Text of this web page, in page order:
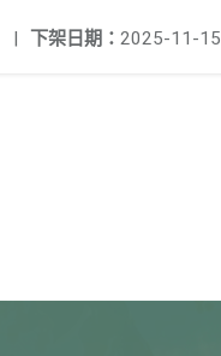
下架日期： 2025-11-15
|